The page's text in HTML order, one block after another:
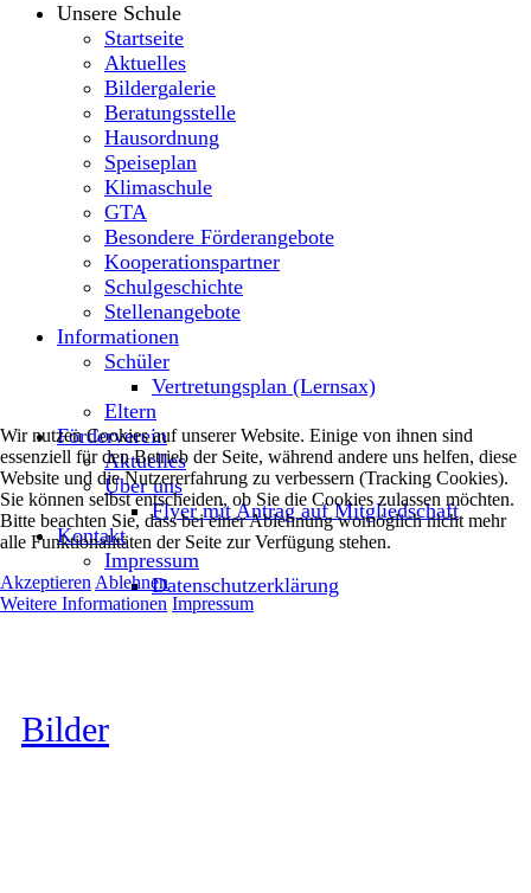
Unsere Schule
Startseite
Aktuelles
Bildergalerie
Beratungsstelle
Hausordnung
Speiseplan
Klimaschule
GTA
Besondere Förderangebote
Kooperationspartner
Schulgeschichte
Stellenangebote
Informationen
Schüler
Vertretungsplan (Lernsax)
Eltern
Förderverein
Aktuelles
Über uns
Flyer mit Antrag auf Mitgliedschaft
Kontakt
Impressum
Datenschutzerklärung
Bilder
Wir nutzen Cookies auf unserer Website. Einige von ihnen sind
essenziell für den Betrieb der Seite, während andere uns helfen, diese
Website und die Nutzererfahrung zu verbessern (Tracking Cookies).
Sie können selbst entscheiden, ob Sie die Cookies zulassen möchten.
Bitte beachten Sie, dass bei einer Ablehnung womöglich nicht mehr
alle Funktionalitäten der Seite zur Verfügung stehen.
Akzeptieren Ablehnen
Weitere Informationen Impressum